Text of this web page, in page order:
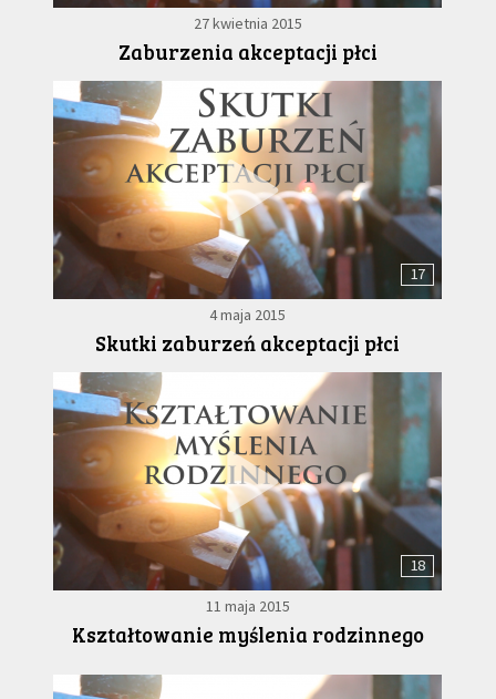
27 kwietnia 2015
Zaburzenia akceptacji płci
17
4 maja 2015
Skutki zaburzeń akceptacji płci
18
11 maja 2015
Kształtowanie myślenia rodzinnego